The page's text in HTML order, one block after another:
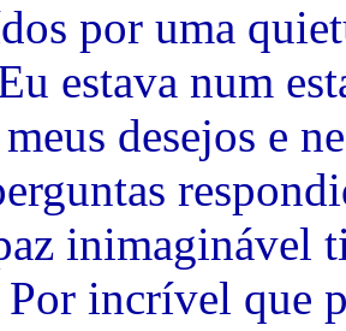
por uma
estava num
desejos e
inimaginável
incrível que